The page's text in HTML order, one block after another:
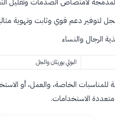
لتوفير دعم قوي وثابت وتهوية
الرجال والنساء
البولي يوريثان والجل
للمناسبات الخاصة، والعمل، أو
الاستخدامات.